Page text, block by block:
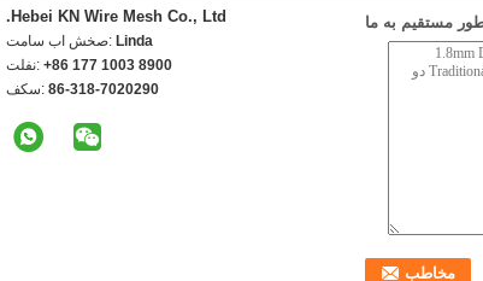
Hebei KN Wire Mesh Co., Ltd.
تماس با شخص: Linda
تلفن: +86 177 1003 8900
فکس: 86-318-7020290
مستقیم به ما